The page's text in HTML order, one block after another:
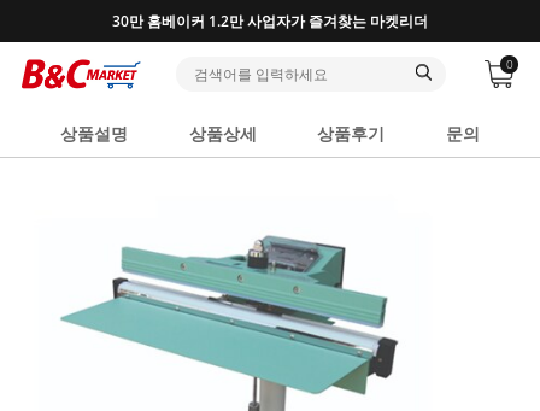
반포, 홍대, 성수 플래그십 매장, 7천 가지 상품 보유
0
상품설명 상품상세 상품후기 문의